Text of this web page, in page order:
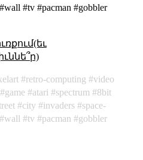
#tv #pacman #gobbler
retro-computing
video
game atari spectrum
8bit
city invaders
space-
wall tv pacman
gobbler